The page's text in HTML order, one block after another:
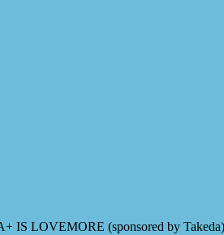
LOVEMORE (sponsored by